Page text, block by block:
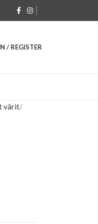
/ REGISTER
värit